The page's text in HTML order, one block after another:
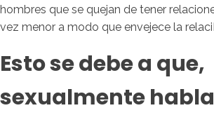
hombres que se quejan de tener
vez menor a modo que envejece la
Esto se debe a que,
sexualmente